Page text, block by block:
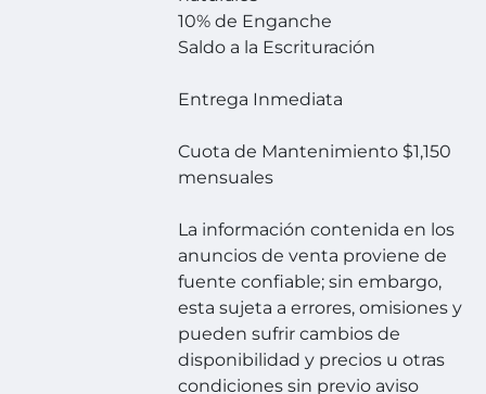
10% de Enganche
Saldo a la Escrituración
Entrega Inmediata
Cuota de Mantenimiento $1,150
mensuales
La información contenida en los
anuncios de venta proviene de
fuente confiable; sin embargo,
esta sujeta a errores, omisiones y
pueden sufrir cambios de
disponibilidad y precios u otras
condiciones sin previo aviso